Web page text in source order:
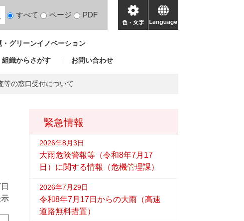
検
対
すべて ページ PDF
色・
文
language
・グリーンイノベーション
組織からさがす お問い合わせ
等の窓口受付について
緊急情報
2026年8月3日
大雨危険警報等（令和8年7月17
日）に関する情報（危機管理課）
2026年7月29日
令和8年7月17日からの大雨（高速
道路無料措置）